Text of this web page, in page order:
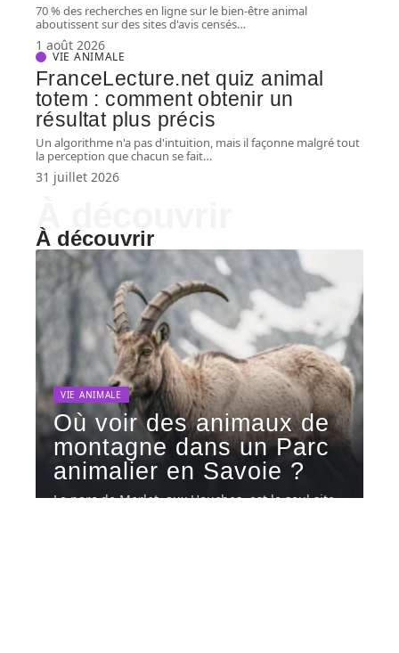
70 % des recherches en ligne sur le bien-être animal
aboutissent sur des sites d'avis censés…
1 août 2026
VIE ANIMALE
FranceLecture.net quiz animal
totem : comment obtenir un
résultat plus précis
Un algorithme n'a pas d'intuition, mais il façonne malgré tout
la perception que chacun se fait…
31 juillet 2026
À découvrir
VIE ANIMALE
Où voir des animaux de
montagne dans un Parc
animalier en Savoie ?
Le parc de Merlet, aux Houches, est le seul site